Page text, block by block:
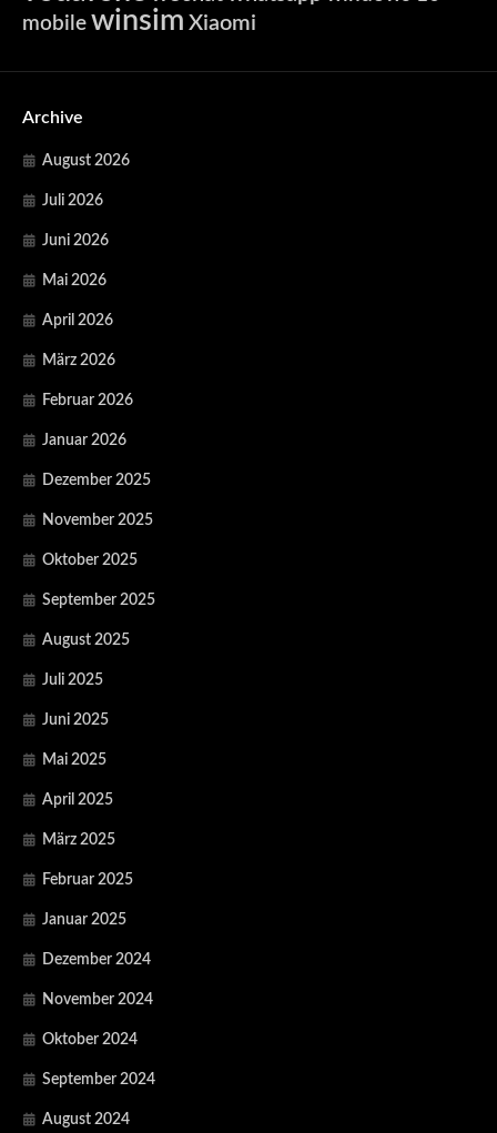
mobile winsim Xiaomi
Archive
August 2026
Juli 2026
Juni 2026
Mai 2026
April 2026
März 2026
Februar 2026
Januar 2026
Dezember 2025
November 2025
Oktober 2025
September 2025
August 2025
Juli 2025
Juni 2025
Mai 2025
April 2025
März 2025
Februar 2025
Januar 2025
Dezember 2024
November 2024
Oktober 2024
September 2024
August 2024